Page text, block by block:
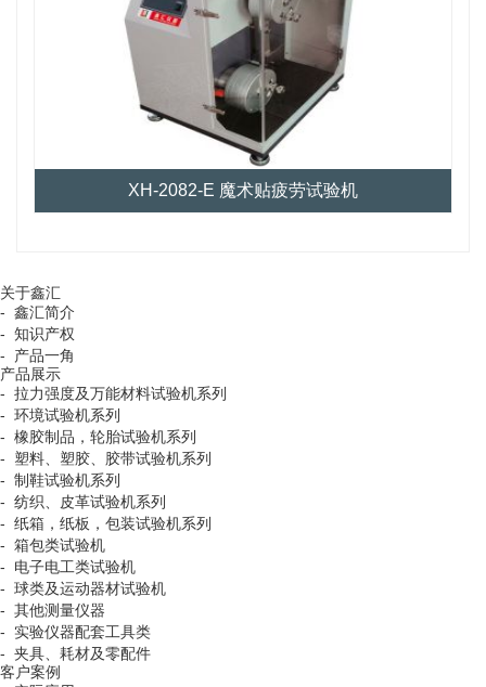
XH-2082-E 魔术贴疲劳试验机
关于鑫汇
- 鑫汇简介
- 知识产权
- 产品一角
产品展示
- 拉力强度及万能材料试验机系列
- 环境试验机系列
- 橡胶制品，轮胎试验机系列
- 塑料、塑胶、胶带试验机系列
- 制鞋试验机系列
- 纺织、皮革试验机系列
- 纸箱，纸板，包装试验机系列
- 箱包类试验机
- 电子电工类试验机
- 球类及运动器材试验机
- 其他测量仪器
- 实验仪器配套工具类
- 夹具、耗材及零配件
客户案例